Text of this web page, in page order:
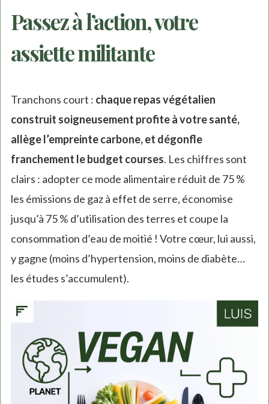
Passez à l’action, votre
assiette militante
Tranchons court : chaque repas végétalien
construit soigneusement profite à votre santé,
allège l’empreinte carbone, et dégonfle
franchement le budget courses. Les chiffres sont
clairs : adopter ce mode alimentaire réduit de 75 %
les émissions de gaz à effet de serre, économise
jusqu’à 75 % d’utilisation des terres et coupe la
consommation d’eau de moitié ! Votre cœur, lui aussi,
y gagne (moins d’hypertension, moins de diabète…
les études s’accumulent).